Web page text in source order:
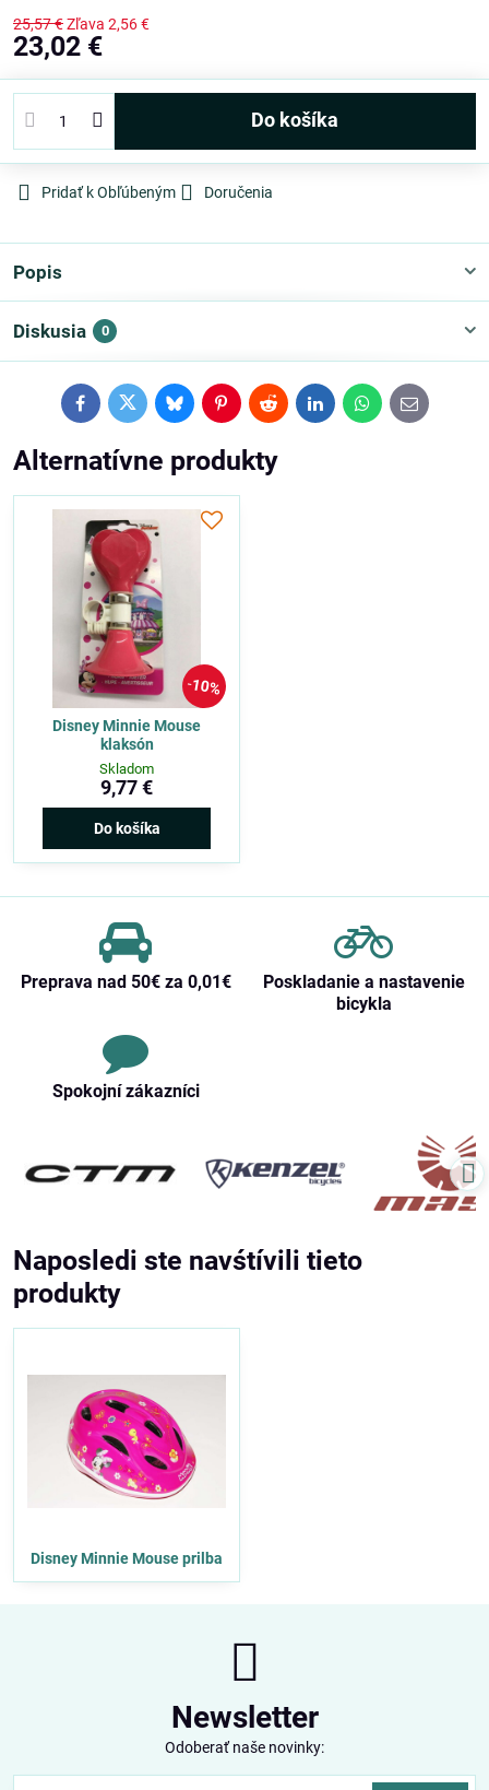
25,57 €Zľava 2,56 €
23,02 €
Do košíka
Pridať k Obľúbeným Doručenia
Popis
Diskusia 0
FacebookTwitterBlueskyPinterestRedditLinkedInWhatsApp
E-
mail
Alternatívne produkty
10%
Disney Minnie Mouse
klaksón
Skladom
9,77 €
Do košíka
Preprava nad 50€ za 0,01€
Poskladanie a nastavenie
bicykla
Spokojní zákazníci
Naposledi ste navśtívili tieto
produkty
Disney Minnie Mouse prilba
Newsletter
Odoberať naše novinky: